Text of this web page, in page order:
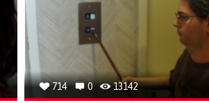
714 0 13142